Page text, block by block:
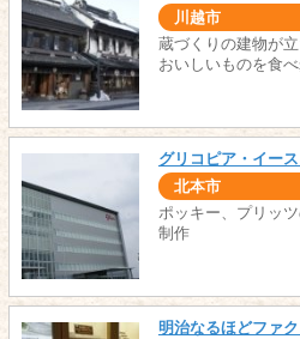
川越市
蔵づくりの建物が
おいしいものを食べ
グリコピア・イース
北本市
ポッキー、プリッ
制作
明治なるほどファ